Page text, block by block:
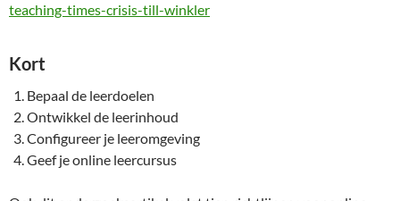
teaching-times-crisis-till-winkler
Kort
Bepaal de leerdoelen
Ontwikkel de leerinhoud
Configureer je leeromgeving
Geef je online leercursus